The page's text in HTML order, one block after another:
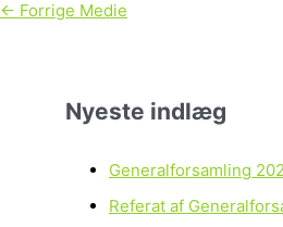
← Forrige Medie
Nyeste indlæg
Generalforsamling
Referat af